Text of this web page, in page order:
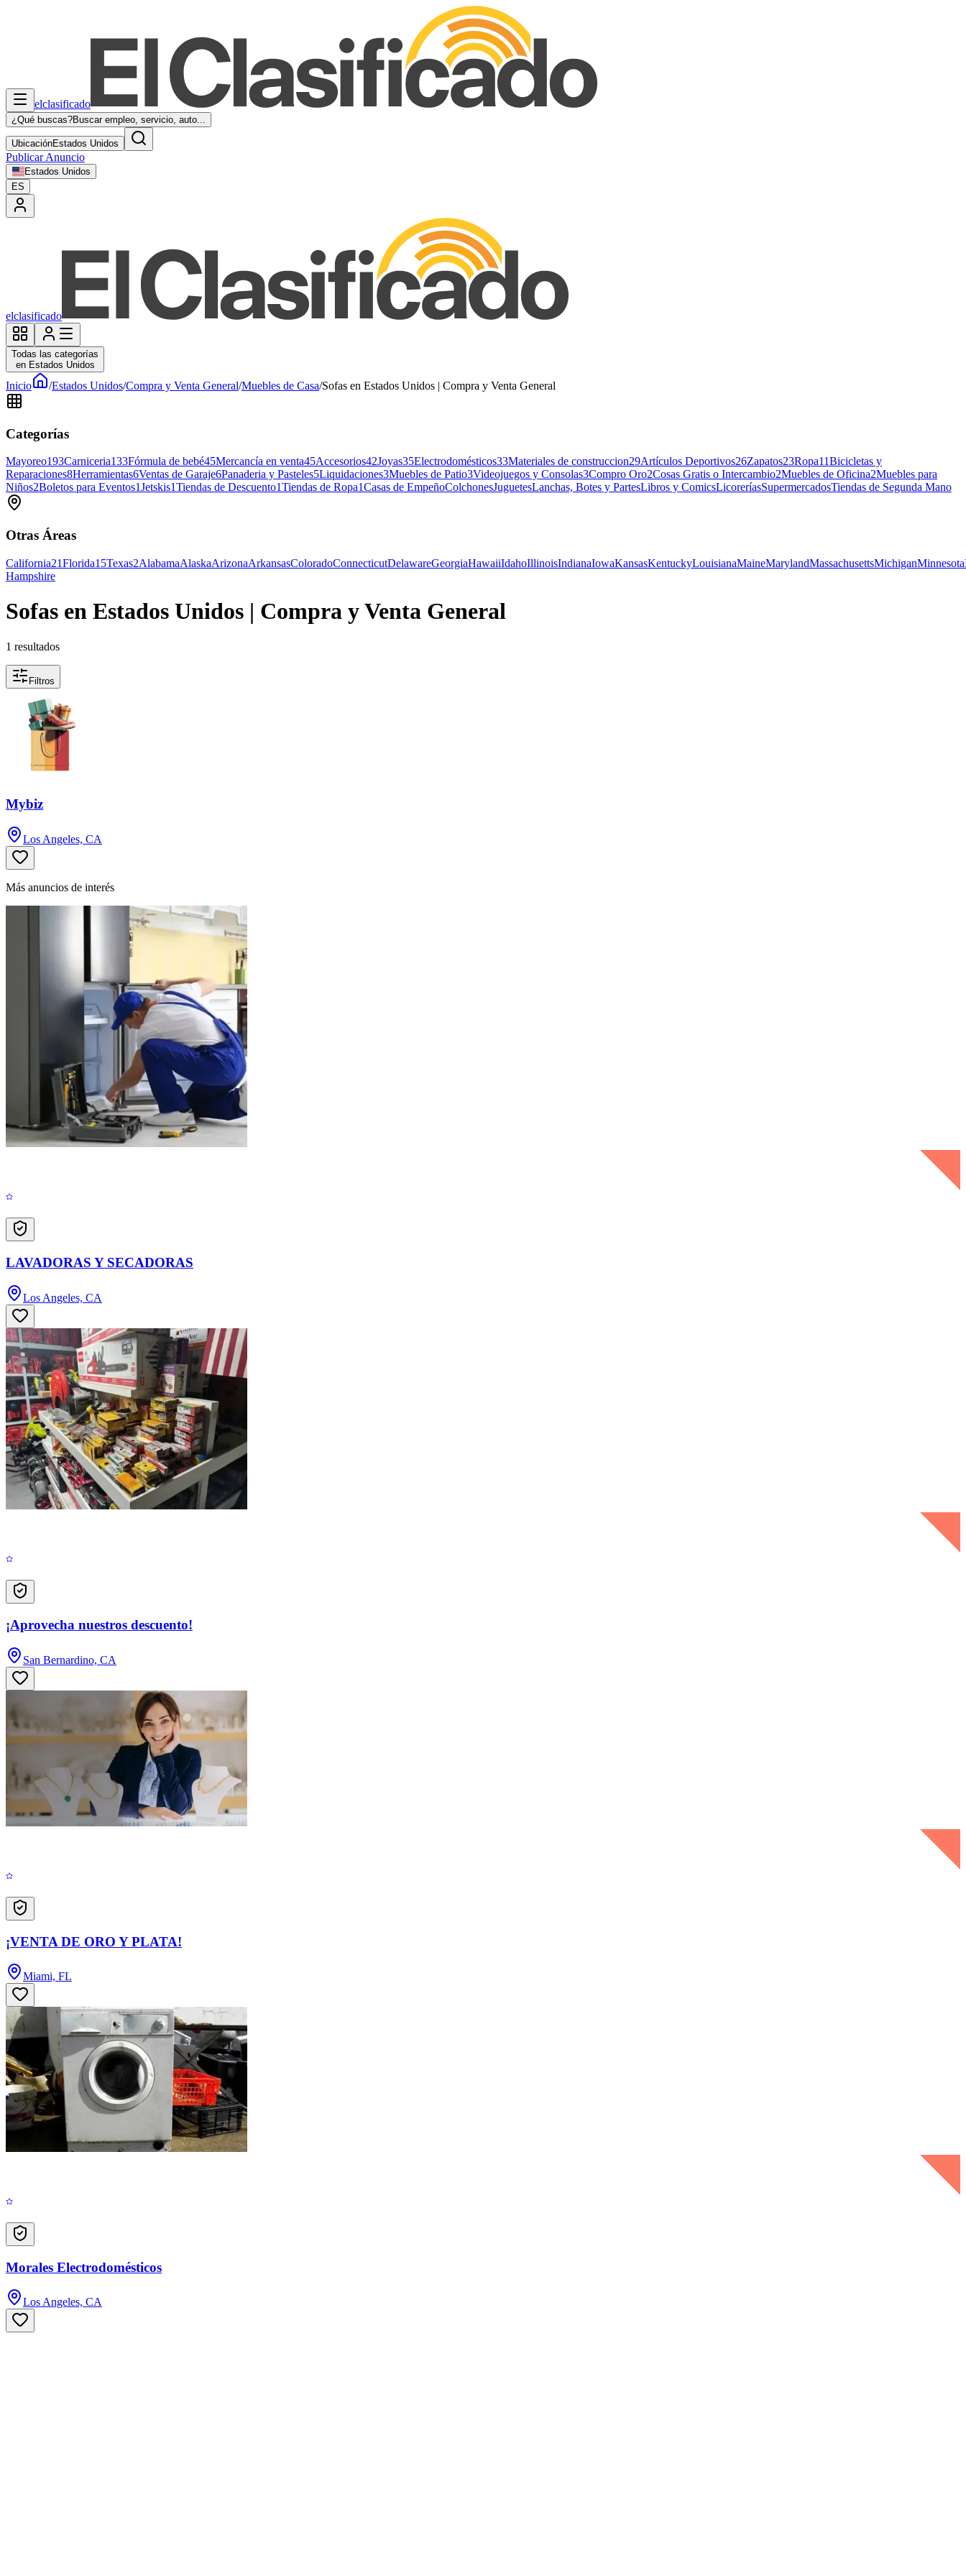
elclasificado
¿Qué buscas?Buscar empleo, servicio, auto...
UbicaciónEstados Unidos
Publicar Anuncio
Estados Unidos
ES
elclasificado
Todas las categorías
en Estados Unidos
Inicio /Estados Unidos/Compra y Venta General/Muebles de Casa/Sofas en Estados Unidos | Compra y Venta General
Categorías
Mayoreo193Carniceria133Fórmula de bebé45Mercancía en venta45Accesorios42Joyas35Electrodomésticos33Materiales de construccion29Artículos Deportivos26Zapatos23Ropa11Bicicletas y
Reparaciones8Herramientas6Ventas de Garaje6Panaderia y Pasteles5Liquidaciones3Muebles de Patio3Videojuegos y Consolas3Compro Oro2Cosas Gratis o Intercambio2Muebles de Oficina2Muebles para
Niños2Boletos para Eventos1Jetskis1Tiendas de Descuento1Tiendas de Ropa1Casas de EmpeñoColchonesJuguetesLanchas, Botes y PartesLibros y ComicsLicoreríasSupermercadosTiendas de Segunda Mano
Otras Áreas
California21Florida15Texas2AlabamaAlaskaArizonaArkansasColoradoConnecticutDelawareGeorgiaHawaiiIdahoIllinoisIndianaIowaKansasKentuckyLouisianaMaineMarylandMassachusettsMichiganMinnesota
Hampshire
Sofas en Estados Unidos | Compra y Venta General
1 resultados
Filtros
Mybiz
Los Angeles, CA
Más anuncios de interés
LAVADORAS Y SECADORAS
Los Angeles, CA
¡Aprovecha nuestros descuento!
San Bernardino, CA
¡VENTA DE ORO Y PLATA!
Miami, FL
Morales Electrodomésticos
Los Angeles, CA